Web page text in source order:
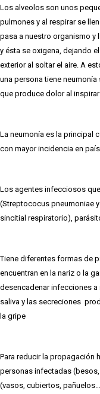
Los alveolos son unos
pulmones y al respirar se
pasa a nuestro organismo y
y ésta se oxigena, dejando
exterior al soltar el aire. A
una persona tiene
que produce dolor al
La neumonía es la principal
con mayor incidencia en
Los agentes infecciosos
(Streptococus pneumoniae
sincitial respiratorio),
Tiene diferentes formas de
encuentran en la nariz o la
desencadenar infecciones a
saliva y las secreciones
la gripe
Para reducir la propagación
personas infectadas
(vasos, cubiertos,